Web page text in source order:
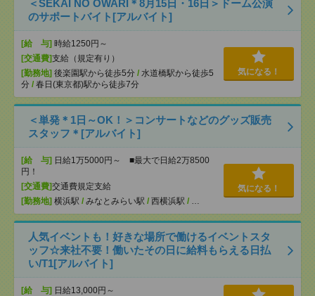
＜SEKAI NO OWARI＊8月15日・16日＞ドーム公演
のサポートバイト[アルバイト]
[給 与] 時給1250円～
[交通費]支給（規定有り）
[勤務地] 後楽園駅から徒歩5分 / 水道橋駅から徒歩5
分 / 春日(東京都)駅から徒歩7分
気になる！
＜単発＊1日～OK！＞コンサートなどのグッズ販売
スタッフ＊[アルバイト]
[給 与] 日給1万5000円～ ■最大で日給2万8500
円！
[交通費]交通費規定支給
[勤務地] 横浜駅 / みなとみらい駅 / 西横浜駅 / …
気になる！
人気イベントも！好きな場所で働けるイベントスタ
ッフ☆来社不要！働いたその日に給料もらえる日払
い/T1[アルバイト]
[給 与] 日給13,000円～